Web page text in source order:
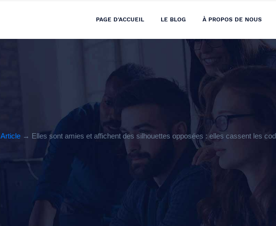
PAGE D'ACCUEIL LE BLOG À PROPOS DE NOUS
Article→ Elles sont amies et affichent des silhouettes opposées : elles cassent les